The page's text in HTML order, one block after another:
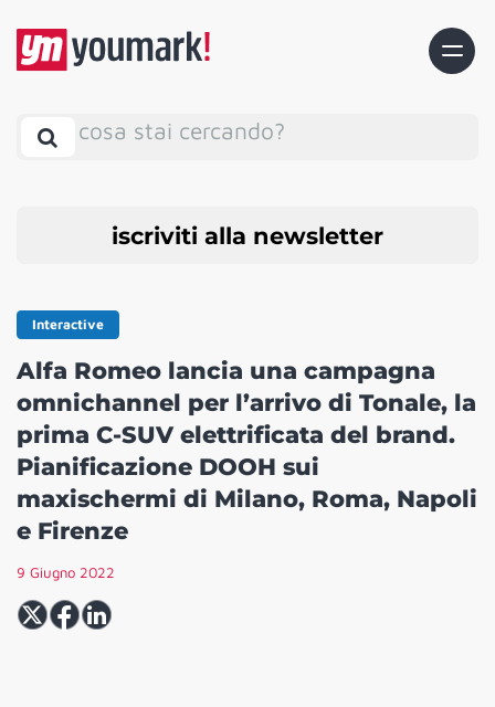
cosa stai cercando?
iscriviti alla newsletter
Interactive
Alfa Romeo lancia una campagna
omnichannel per l’arrivo di Tonale, la
prima C-SUV elettrificata del brand.
Pianificazione DOOH sui
maxischermi di Milano, Roma, Napoli
e Firenze
9 Giugno 2022